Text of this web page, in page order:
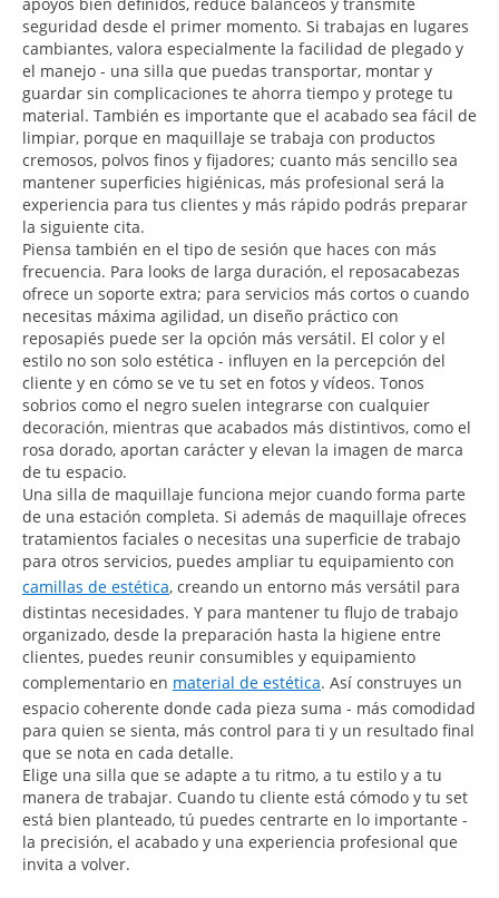
seguridad desde el primer momento. Si trabajas en lugares
cambiantes, valora especialmente la facilidad de plegado y
el manejo - una silla que puedas transportar, montar y
guardar sin complicaciones te ahorra tiempo y protege tu
material. También es importante que el acabado sea fácil de
limpiar, porque en maquillaje se trabaja con productos
cremosos, polvos finos y fijadores; cuanto más sencillo sea
mantener superficies higiénicas, más profesional será la
experiencia para tus clientes y más rápido podrás preparar
la siguiente cita.
Piensa también en el tipo de sesión que haces con más
frecuencia. Para looks de larga duración, el reposacabezas
ofrece un soporte extra; para servicios más cortos o cuando
necesitas máxima agilidad, un diseño práctico con
reposapiés puede ser la opción más versátil. El color y el
estilo no son solo estética - influyen en la percepción del
cliente y en cómo se ve tu set en fotos y vídeos. Tonos
sobrios como el negro suelen integrarse con cualquier
decoración, mientras que acabados más distintivos, como el
rosa dorado, aportan carácter y elevan la imagen de marca
de tu espacio.
Una silla de maquillaje funciona mejor cuando forma parte
de una estación completa. Si además de maquillaje ofreces
tratamientos faciales o necesitas una superficie de trabajo
para otros servicios, puedes ampliar tu equipamiento con
camillas de estética, creando un entorno más versátil para
distintas necesidades. Y para mantener tu flujo de trabajo
organizado, desde la preparación hasta la higiene entre
clientes, puedes reunir consumibles y equipamiento
complementario en material de estética. Así construyes un
espacio coherente donde cada pieza suma - más comodidad
para quien se sienta, más control para ti y un resultado final
que se nota en cada detalle.
Elige una silla que se adapte a tu ritmo, a tu estilo y a tu
manera de trabajar. Cuando tu cliente está cómodo y tu set
está bien planteado, tú puedes centrarte en lo importante -
la precisión, el acabado y una experiencia profesional que
invita a volver.